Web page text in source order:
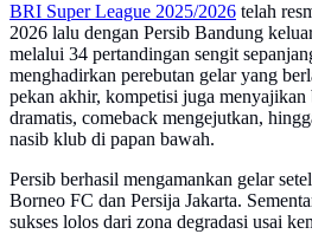
BRI Super League 2025/2026 telah
2026 lalu dengan Persib Bandung
melalui 34 pertandingan sengit
menghadirkan perebutan gelar yang
pekan akhir, kompetisi juga menyajikan
dramatis, comeback mengejutkan,
nasib klub di papan bawah.
Persib berhasil mengamankan gelar
Borneo FC dan Persija Jakarta.
sukses lolos dari zona degradasi usai